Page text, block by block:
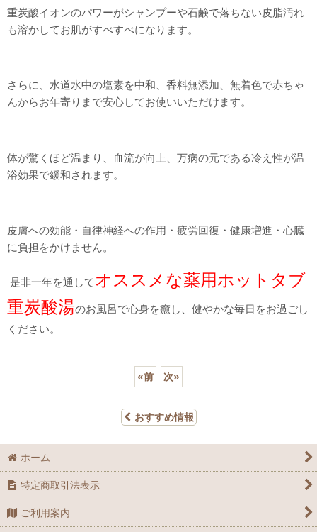
重炭酸イオンのパワーがシャンプーや石鹸で落ちない皮脂汚れ
も溶かしてお肌がすべすべになります。
さらに、水道水中の塩素を中和、香料無添加、無着色で赤ちゃ
んからお年寄りまで安心してお使いいただけます。
体が驚くほど温まり、血流が向上、万病の元である冷え性が温
浴効果で緩和されます。
皮膚への効能・自律神経への作用・疲労回復・健康増進・心臓
に負担をかけません。
是非一年を通してオススメな薬用ホットタブ
重炭酸湯のお風呂で心身を癒し、健やかな毎日をお過ごし
ください。
«前 次»
おすすめ情報
ホーム
特定商取引法表示
ご利用案内